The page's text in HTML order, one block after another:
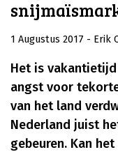
1 Augustus 2017 - Erik
Het is
angst voor
van het land
Nederland juist
gebeuren. Kan